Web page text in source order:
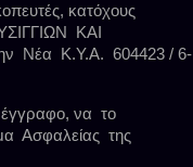
κατόχους
ΚΑΙ
Νέα Κ.Υ.Α. 604423 / 6-
έγγραφο, να το
Ασφαλείας της